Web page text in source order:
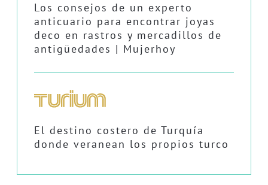
Los consejos de un experto
anticuario para encontrar joyas
deco en rastros y mercadillos de
antigüedades | Mujerhoy
El destino costero de Turquía
donde veranean los propios turco